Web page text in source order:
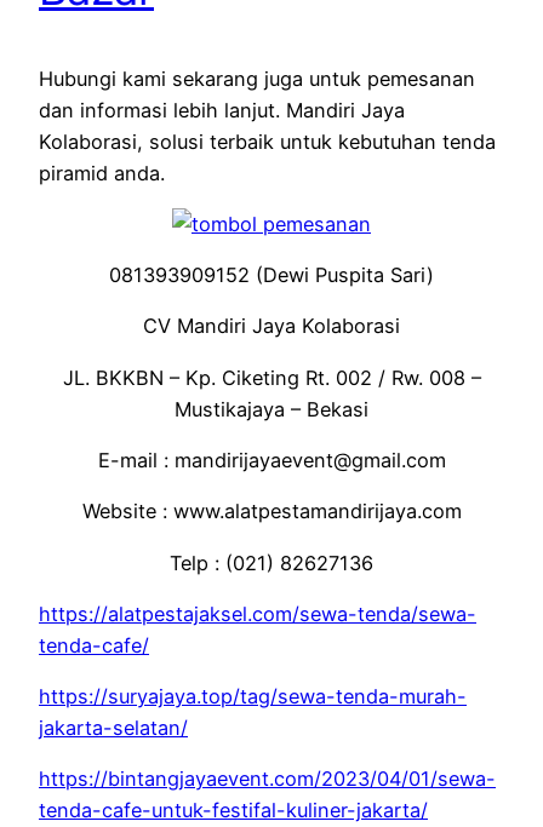
Hubungi kami sekarang juga untuk pemesanan
dan informasi lebih lanjut. Mandiri Jaya
Kolaborasi, solusi terbaik untuk kebutuhan tenda
piramid anda.
081393909152 (Dewi Puspita Sari)
CV Mandiri Jaya Kolaborasi
JL. BKKBN – Kp. Ciketing Rt. 002 / Rw. 008 –
Mustikajaya – Bekasi
E-mail : mandirijayaevent@gmail.com
Website : www.alatpestamandirijaya.com
Telp : (021) 82627136
https://alatpestajaksel.com/sewa-tenda/sewa-
tenda-cafe/
https://suryajaya.top/tag/sewa-tenda-murah-
jakarta-selatan/
https://bintangjayaevent.com/2023/04/01/sewa-
tenda-cafe-untuk-festifal-kuliner-jakarta/